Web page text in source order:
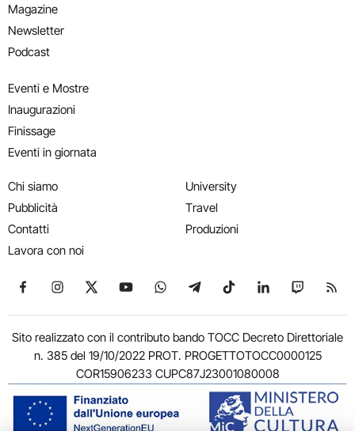
Magazine
Newsletter
Podcast
Eventi e Mostre
Inaugurazioni
Finissage
Eventi in giornata
Chi siamo
Pubblicità
Contatti
Lavora con noi
University
Travel
Produzioni
Seguici su Facebook
Seguici su Instagram
Seguici su X
Seguici su YouTube
Seguici su WhatsApp
Seguici su Telegram
Seguici su TikTok
Seguici su
Seguici
Sito realizzato con il contributo bando TOCC Decreto Direttoriale
n. 385 del 19/10/2022 PROT. PROGETTOTOCC0000125
COR15906233 CUPC87J23001080008